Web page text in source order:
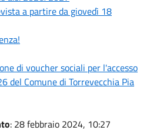
a partire da giovedì 18
di voucher sociali per l'accesso
del Comune di Torrevecchia Pia
: 28 febbraio 2024, 10:27